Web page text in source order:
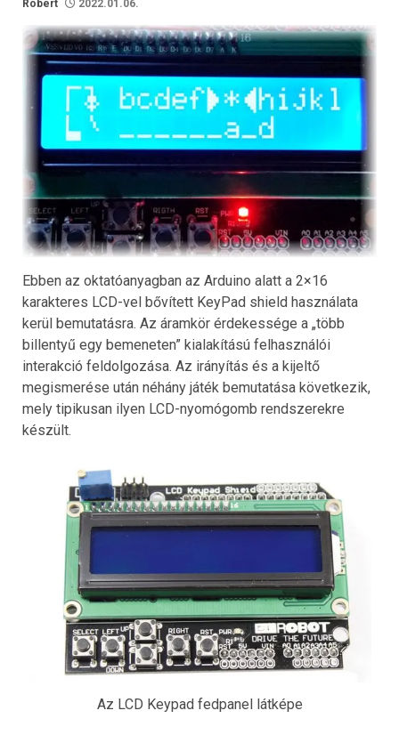
Robert 2022.01.06.
Ebben az oktatóanyagban az Arduino alatt a 2×16
karakteres LCD-vel bővített KeyPad shield használata
kerül bemutatásra. Az áramkör érdekessége a „több
billentyű egy bemeneten” kialakítású felhasználói
interakció feldolgozása. Az irányítás és a kijeltő
megismerése után néhány játék bemutatása következik,
mely tipikusan ilyen LCD-nyomógomb rendszerekre
készült.
Az LCD Keypad fedpanel látképe